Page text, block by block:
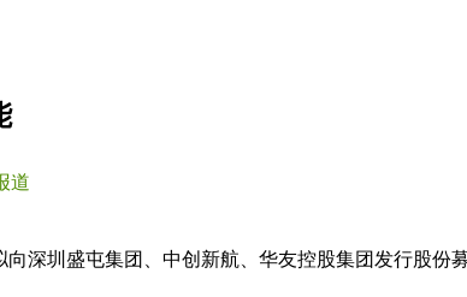
道
深圳盛屯集团、中创新航、华友控股集团发行股